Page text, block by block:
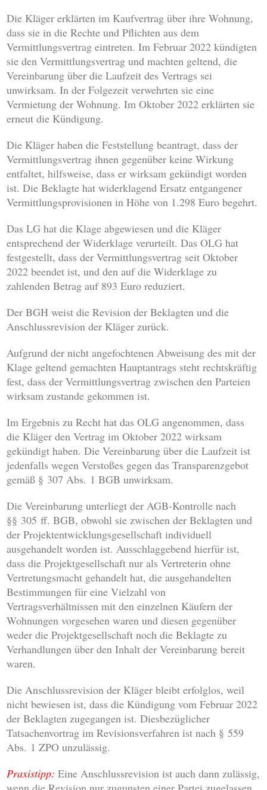
Die Kläger erklärten im Kaufvertrag über ihre Wohnung,
dass sie in die Rechte und Pflichten aus dem
Vermittlungsvertrag eintreten. Im Februar 2022 kündigten
sie den Vermittlungsvertrag und machten geltend, die
Vereinbarung über die Laufzeit des Vertrags sei
unwirksam. In der Folgezeit verwehrten sie eine
Vermietung der Wohnung. Im Oktober 2022 erklärten sie
erneut die Kündigung.
Die Kläger haben die Feststellung beantragt, dass der
Vermittlungsvertrag ihnen gegenüber keine Wirkung
entfaltet, hilfsweise, dass er wirksam gekündigt worden
ist. Die Beklagte hat widerklagend Ersatz entgangener
Vermittlungsprovisionen in Höhe von 1.298 Euro begehrt.
Das LG hat die Klage abgewiesen und die Kläger
entsprechend der Widerklage verurteilt. Das OLG hat
festgestellt, dass der Vermittlungsvertrag seit Oktober
2022 beendet ist, und den auf die Widerklage zu
zahlenden Betrag auf 893 Euro reduziert.
Der BGH weist die Revision der Beklagten und die
Anschlussrevision der Kläger zurück.
Aufgrund der nicht angefochtenen Abweisung des mit der
Klage geltend gemachten Hauptantrags steht rechtskräftig
fest, dass der Vermittlungsvertrag zwischen den Parteien
wirksam zustande gekommen ist.
Im Ergebnis zu Recht hat das OLG angenommen, dass
die Kläger den Vertrag im Oktober 2022 wirksam
gekündigt haben. Die Vereinbarung über die Laufzeit ist
jedenfalls wegen Verstoßes gegen das Transparenzgebot
gemäß § 307 Abs. 1 BGB unwirksam.
Die Vereinbarung unterliegt der AGB-Kontrolle nach
§§ 305 ff. BGB, obwohl sie zwischen der Beklagten und
der Projektentwicklungsgesellschaft individuell
ausgehandelt worden ist. Ausschlaggebend hierfür ist,
dass die Projektgesellschaft nur als Vertreterin ohne
Vertretungsmacht gehandelt hat, die ausgehandelten
Bestimmungen für eine Vielzahl von
Vertragsverhältnissen mit den einzelnen Käufern der
Wohnungen vorgesehen waren und diesen gegenüber
weder die Projektgesellschaft noch die Beklagte zu
Verhandlungen über den Inhalt der Vereinbarung bereit
waren.
Die Anschlussrevision der Kläger bleibt erfolglos, weil
nicht bewiesen ist, dass die Kündigung vom Februar 2022
der Beklagten zugegangen ist. Diesbezüglicher
Tatsachenvortrag im Revisionsverfahren ist nach § 559
Abs. 1 ZPO unzulässig.
Praxistipp: Eine Anschlussrevision ist auch dann zulässig,